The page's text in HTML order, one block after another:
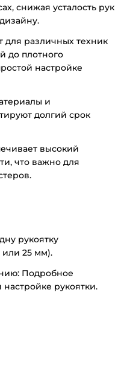
снижая усталость рук
для различных техник
до плотного
настройке
и
долгий срок
высокий
что важно для
рукоятку
или 25 мм).
Подробное
настройке рукоятки.